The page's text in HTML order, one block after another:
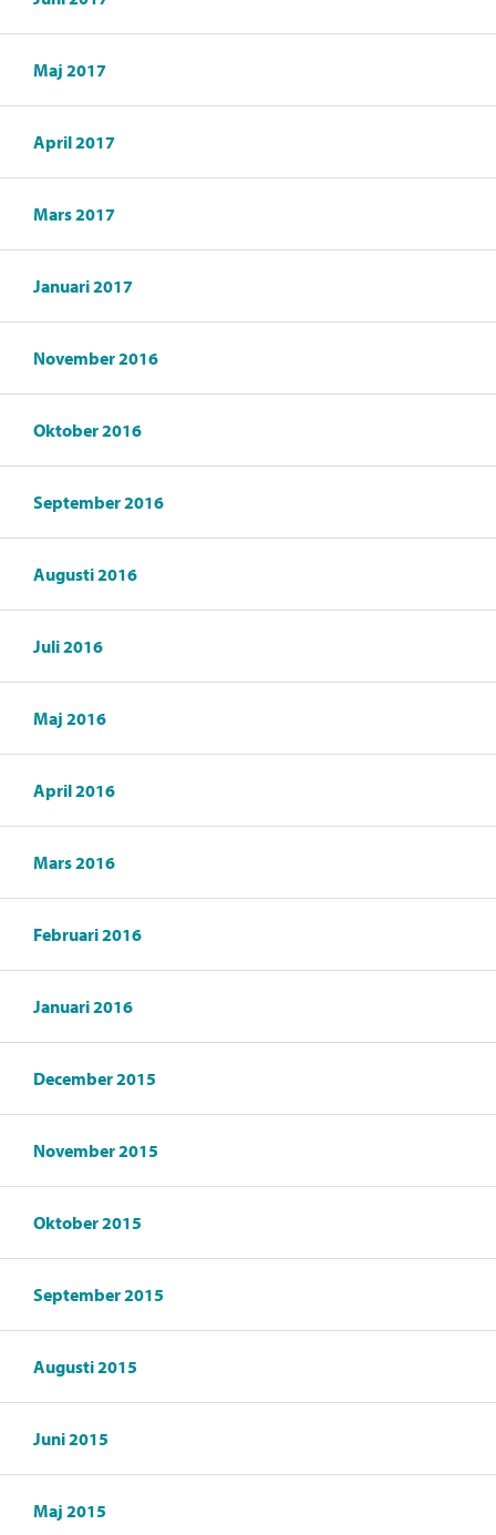
Maj 2017
April 2017
Mars 2017
Januari 2017
November 2016
Oktober 2016
September 2016
Augusti 2016
Juli 2016
Maj 2016
April 2016
Mars 2016
Februari 2016
Januari 2016
December 2015
November 2015
Oktober 2015
September 2015
Augusti 2015
Juni 2015
Maj 2015